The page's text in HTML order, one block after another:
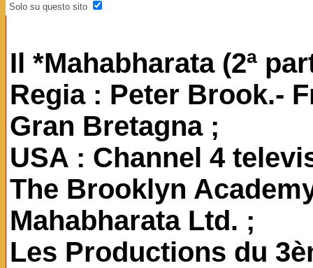
Solo su questo sito
Il *Mahabharata (2ª
Regia : Peter Brook.-
Gran Bretagna ;
USA : Channel 4
The Brooklyn
Mahabharata Ltd. ;
Les Productions du